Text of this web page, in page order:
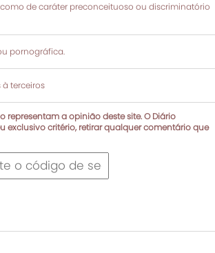
de caráter preconceituoso ou discriminatório
pornográfica.
terceiros
representam a opinião deste site. O Diário
exclusivo critério, retirar qualquer comentário que